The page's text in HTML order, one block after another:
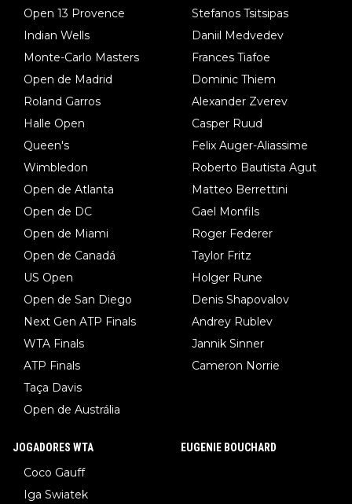
Open 13 Provence
Indian Wells
Monte-Carlo Masters
Open de Madrid
Roland Garros
Halle Open
Queen's
Wimbledon
Open de Atlanta
Open de DC
Open de Miami
Open de Canadá
US Open
Open de San Diego
Next Gen ATP Finals
WTA Finals
ATP Finals
Taça Davis
Open de Austrália
Stefanos Tsitsipas
Daniil Medvedev
Frances Tiafoe
Dominic Thiem
Alexander Zverev
Casper Ruud
Felix Auger-Aliassime
Roberto Bautista Agut
Matteo Berrettini
Gael Monfils
Roger Federer
Taylor Fritz
Holger Rune
Denis Shapovalov
Andrey Rublev
Jannik Sinner
Cameron Norrie
JOGADORES WTA
Coco Gauff
Iga Swiatek
EUGENIE BOUCHARD